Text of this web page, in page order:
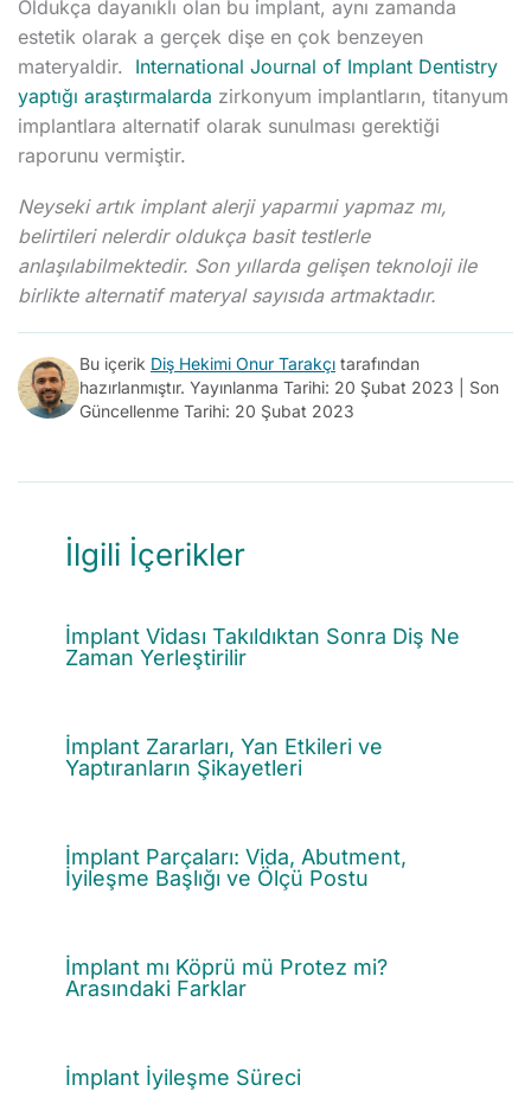
Oldukça dayanıklı olan bu implant, aynı zamanda
estetik olarak a gerçek dişe en çok benzeyen
materyaldir. International Journal of Implant Dentistry
yaptığı araştırmalarda zirkonyum implantların, titanyum
implantlara alternatif olarak sunulması gerektiği
raporunu vermiştir.
Neyseki artık implant alerji yaparmıi yapmaz mı,
belirtileri nelerdir oldukça basit testlerle
anlaşılabilmektedir. Son yıllarda gelişen teknoloji ile
birlikte alternatif materyal sayısıda artmaktadır.
Bu içerik Diş Hekimi Onur Tarakçı tarafından
hazırlanmıştır. Yayınlanma Tarihi: 20 Şubat 2023 | Son
Güncellenme Tarihi: 20 Şubat 2023
İlgili İçerikler
İmplant Vidası Takıldıktan Sonra Diş Ne
Zaman Yerleştirilir
İmplant Zararları, Yan Etkileri ve
Yaptıranların Şikayetleri
İmplant Parçaları: Vida, Abutment,
İyileşme Başlığı ve Ölçü Postu
İmplant mı Köprü mü Protez mi?
Arasındaki Farklar
İmplant İyileşme Süreci